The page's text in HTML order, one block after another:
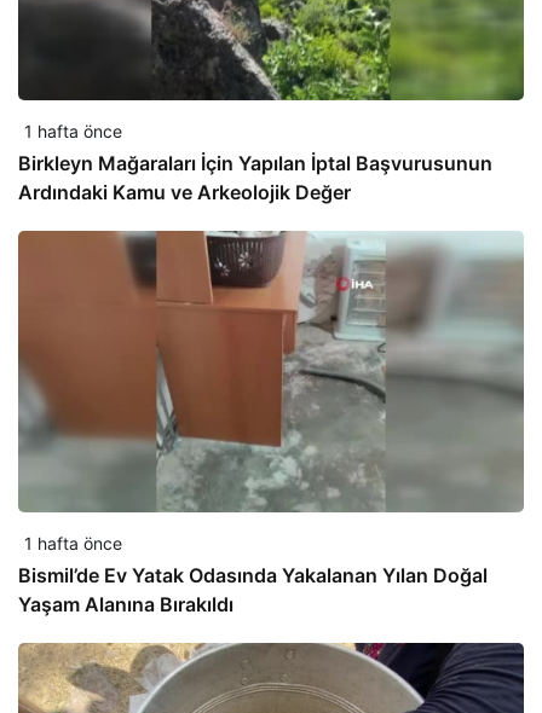
1 hafta önce
Birkleyn Mağaraları İçin Yapılan İptal Başvurusunun
Ardındaki Kamu ve Arkeolojik Değer
1 hafta önce
Bismil’de Ev Yatak Odasında Yakalanan Yılan Doğal
Yaşam Alanına Bırakıldı